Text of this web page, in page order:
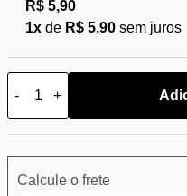
R$ 5,90
1x de R$ 5,90 sem juros
- +
Calcule o frete